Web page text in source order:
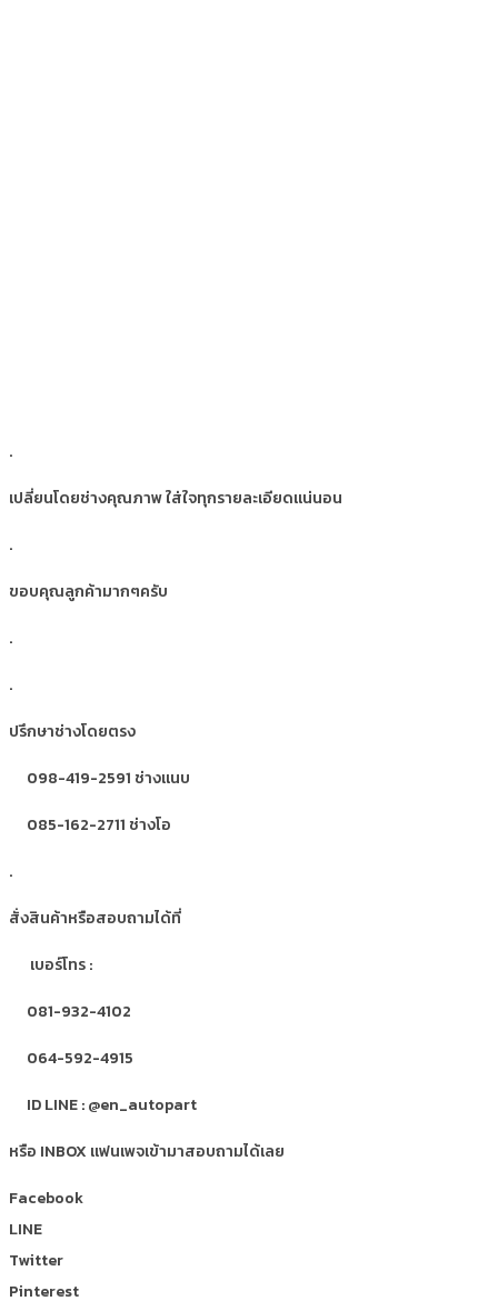
.
เปลี่ยนโดยช่างคุณภาพ ใส่ใจทุกรายละเอียดแน่นอน
.
ขอบคุณลูกค้ามากๆครับ
.
.
ปรึกษาช่างโดยตรง
098-419-2591 ช่างแนบ
085-162-2711 ช่างโอ
.
สั่งสินค้าหรือสอบถามได้ที่
เบอร์โทร :
081-932-4102
064-592-4915
ID LINE : @en_autopart
หรือ INBOX แฟนเพจเข้ามาสอบถามได้เลย
Facebook
LINE
Twitter
Pinterest